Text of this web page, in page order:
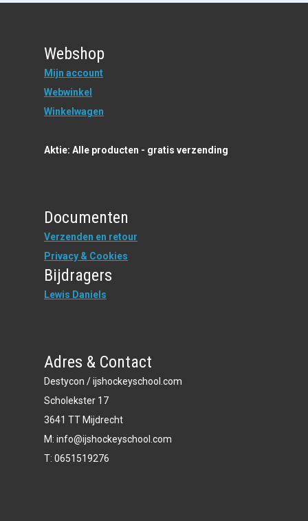
Webshop
Mijn account
Webwinkel
Winkelwagen
Aktie: Alle producten - gratis verzending
Documenten
Verzenden en retour
Privacy & Cookies
Bijdragers
Lewis Daniels
Adres & Contact
Destycon / ijshockeyschool.com
Scholekster 17
3641 TT Mijdrecht
M: info@ijshockeyschool.com
T: 0651519276